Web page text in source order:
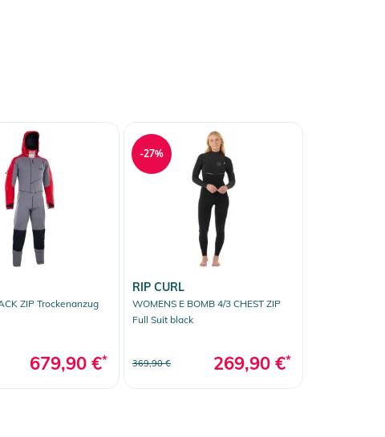
ZIP Trockenanzug
679,90 €*
RIP CURL
WOMENS E BOMB 4/3 CHEST ZIP
Full Suit black
369,90 € 269,90 €*
-27%